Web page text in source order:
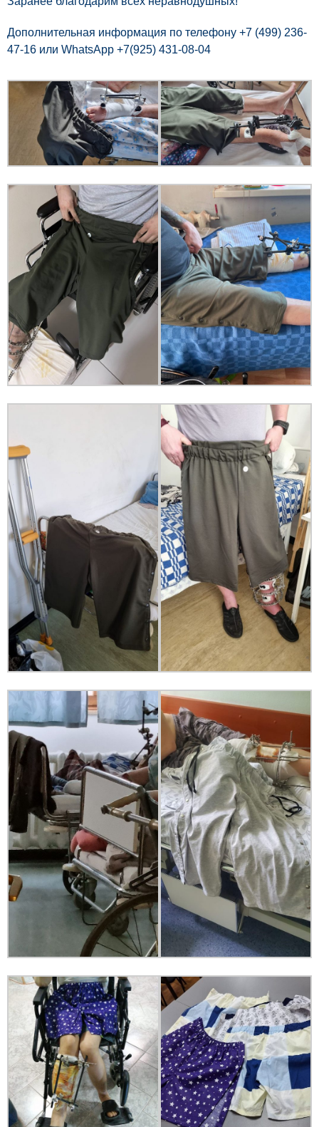
Дополнительная информация по телефону +7 (499) 236-
47-16 или WhatsApp +7(925) 431-08-04